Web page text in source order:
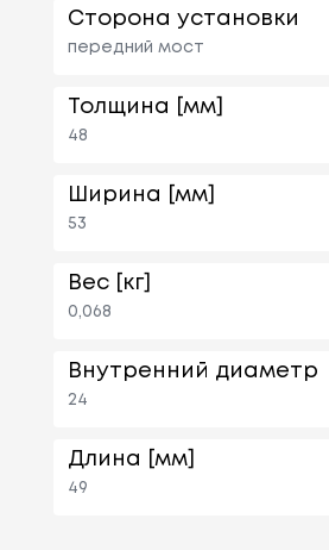
Сторона установки
передний мост
Толщина [мм]
48
Ширина [мм]
53
Вес [кг]
0,068
Внутренний диаметр
24
Длина [мм]
49